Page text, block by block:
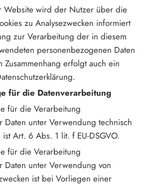
Website wird der Nutzer über die
zu Analysezwecken informiert
zur Verarbeitung der in diesem
personenbezogenen Daten
erfolgt auch ein
für die Datenverarbeitung
für die Verarbeitung
Daten unter Verwendung technisch
Art. 6 Abs. 1 lit. f EU-DSGVO.
für die Verarbeitung
Daten unter Verwendung von
ist bei Vorliegen einer